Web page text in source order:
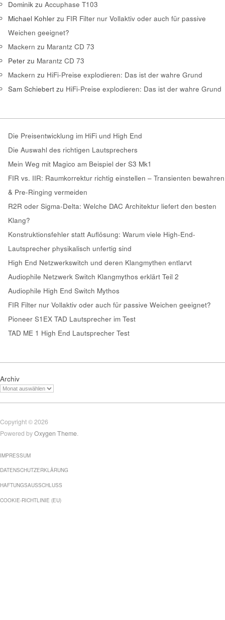
Dominik zu Accuphase T103
Michael Kohler zu FIR Filter nur Vollaktiv oder auch für passive
Weichen geeignet?
Mackern zu Marantz CD 73
Peter zu Marantz CD 73
Mackern zu HiFi-Preise explodieren: Das ist der wahre Grund
Sam Schiebert zu HiFi-Preise explodieren: Das ist der wahre Grund
Die Preisentwicklung im HiFi und High End
Die Auswahl des richtigen Lautsprechers
Mein Weg mit Magico am Beispiel der S3 Mk1
FIR vs. IIR: Raumkorrektur richtig einstellen – Transienten bewahren
& Pre-Ringing vermeiden
R2R oder Sigma-Delta: Welche DAC Architektur liefert den besten
Klang?
Konstruktionsfehler statt Auflösung: Warum viele High-End-
Lautsprecher physikalisch unfertig sind
High End Netzwerkswitch und deren Klangmythen entlarvt
Audiophile Netzwerk Switch Klangmythos erklärt Teil 2
Audiophile High End Switch Mythos
FIR Filter nur Vollaktiv oder auch für passive Weichen geeignet?
Pioneer S1EX TAD Lautsprecher im Test
TAD ME 1 High End Lautsprecher Test
Archiv
Copyright © 2026
Powered byOxygen Theme
IMPRESSUM
DATENSCHUTZERKLÄRUNG
HAFTUNGSAUSSCHLUSS
COOKIE-RICHTLINIE (EU)